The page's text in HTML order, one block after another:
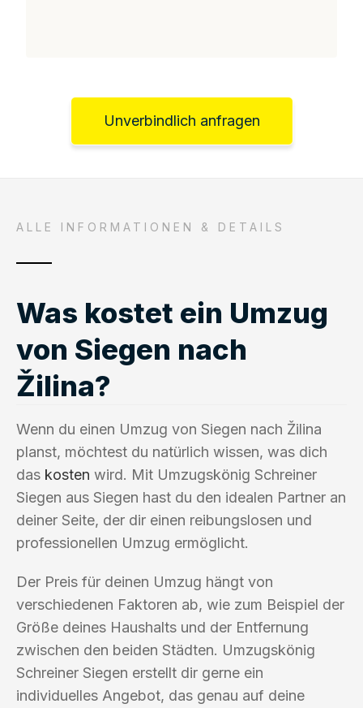
Unverbindlich anfragen
ALLE INFORMATIONEN & DETAILS
Was kostet ein Umzug
von Siegen nach
Žilina?
Wenn du einen Umzug von Siegen nach Žilina
planst, möchtest du natürlich wissen, was dich
das kosten wird. Mit Umzugskönig Schreiner
Siegen aus Siegen hast du den idealen Partner an
deiner Seite, der dir einen reibungslosen und
professionellen Umzug ermöglicht.
Der Preis für deinen Umzug hängt von
verschiedenen Faktoren ab, wie zum Beispiel der
Größe deines Haushalts und der Entfernung
zwischen den beiden Städten. Umzugskönig
Schreiner Siegen erstellt dir gerne ein
individuelles Angebot, das genau auf deine